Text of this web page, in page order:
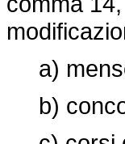
a)
b)